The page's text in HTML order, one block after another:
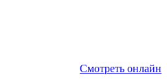
Смотреть онлайн